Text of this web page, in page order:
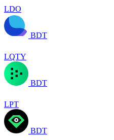
LDO
BDT
LQTY
BDT
LPT
BDT